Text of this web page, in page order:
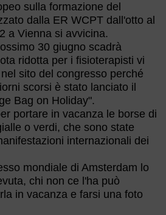
sulla formazione del
dalla ER WCPT dall'otto al
a Vienna si avvicina.
30 giugno scadrà
ridotta per i fisioterapisti vi
sito del congresso perché
scorsi è stato lanciato il
Bag on Holiday".
portare in vacanza le borse di
o verdi, che sono state
internazionali dei
mondiale di Amsterdam lo
chi non ce l'ha può
in vacanza e farsi una foto